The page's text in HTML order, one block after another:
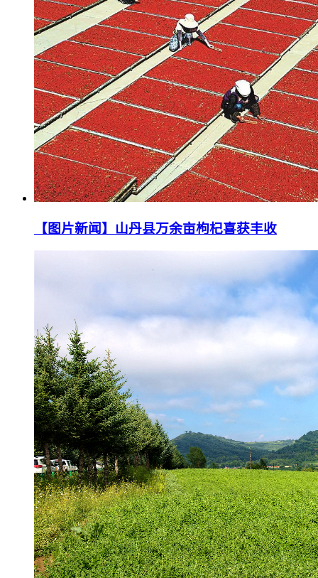
【图片新闻】山丹县万余亩枸杞喜获丰收